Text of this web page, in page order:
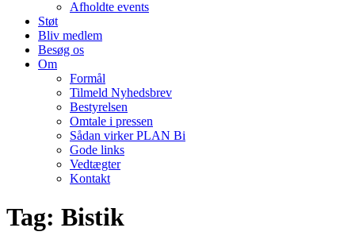
Afholdte events
Støt
Bliv medlem
Besøg os
Om
Formål
Tilmeld Nyhedsbrev
Bestyrelsen
Omtale i pressen
Sådan virker PLAN Bi
Gode links
Vedtægter
Kontakt
Tag: Bistik